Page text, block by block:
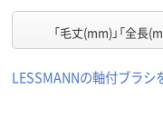
「毛丈(mm)」「全長
LESSMANNの軸付ブラシ